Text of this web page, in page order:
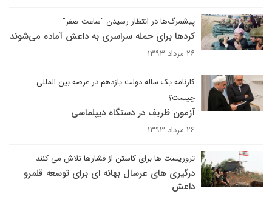
پیشمرگ‌ها در انتظار رسیدن "ساعت صفر"
کردها برای حمله سراسری به داعش آماده می‌شوند
۲۶ مرداد ۱۳۹۳
کارنامه یک ساله دولت یازدهم در عرصه بین المللی
چیست؟
آزمون ظریف در دستگاه دیپلماسی
۲۶ مرداد ۱۳۹۳
تروریست ها برای کاستن از فشارها تلاش می کنند
درگیری های عرسال بهانه ای برای توسعه قلمرو
داعش